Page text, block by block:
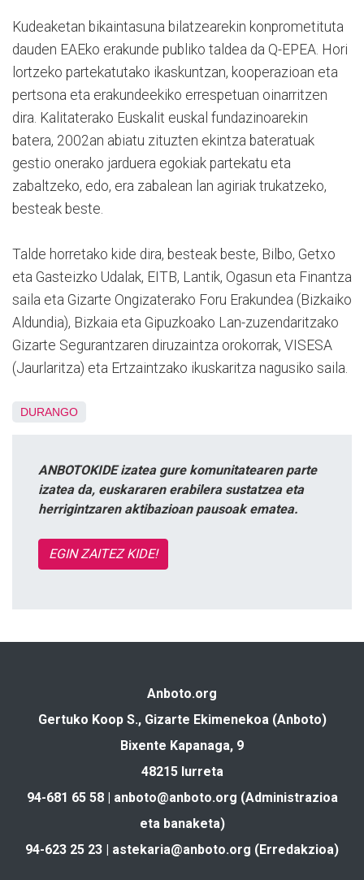
Kudeaketan bikaintasuna bilatzearekin konprometituta
dauden EAEko erakunde publiko taldea da Q-EPEA. Hori
lortzeko partekatutako ikaskuntzan, kooperazioan eta
pertsona eta erakundeekiko errespetuan oinarritzen
dira. Kalitaterako Euskalit euskal fundazinoarekin
batera, 2002an abiatu zituzten ekintza bateratuak
gestio onerako jarduera egokiak partekatu eta
zabaltzeko, edo, era zabalean lan agiriak trukatzeko,
besteak beste.
Talde horretako kide dira, besteak beste, Bilbo, Getxo
eta Gasteizko Udalak, EITB, Lantik, Ogasun eta Finantza
saila eta Gizarte Ongizaterako Foru Erakundea (Bizkaiko
Aldundia), Bizkaia eta Gipuzkoako Lan-zuzendaritzako
Gizarte Segurantzaren diruzaintza orokorrak, VISESA
(Jaurlaritza) eta Ertzaintzako ikuskaritza nagusiko saila.
DURANGO
ANBOTOKIDE izatea gure komunitatearen parte
izatea da, euskararen erabilera sustatzea eta
herrigintzaren aktibazioan pausoak ematea.
EGIN ZAITEZ KIDE!
Anboto.org
Gertuko Koop S., Gizarte Ekimenekoa (Anboto)
Bixente Kapanaga, 9
48215 Iurreta
94-681 65 58 | anboto@anboto.org (Administrazioa
eta banaketa)
94-623 25 23 | astekaria@anboto.org (Erredakzioa)